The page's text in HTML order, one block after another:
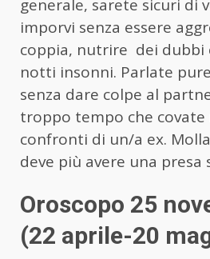
generale, sarete sicuri di
imporvi senza essere
coppia, nutrire dei dubbi
notti insonni. Parlate
senza dare colpe al
troppo tempo che covate
confronti di un/a ex.
deve più avere una presa
Oroscopo 25
(22 aprile-20